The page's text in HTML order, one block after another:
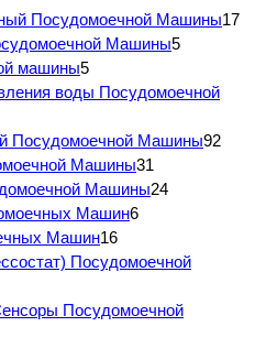
Посудомоечной Машины17
Машины5
машины5
воды Посудомоечной
Посудомоечной Машины92
Машины31
Машины24
Машин6
Машин16
Посудомоечной
Посудомоечной